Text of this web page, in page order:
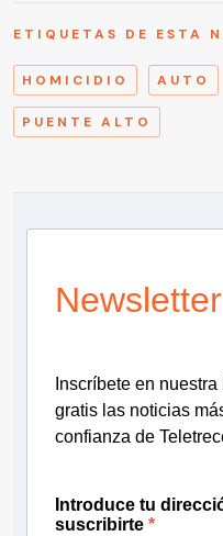
ETIQUETAS DE ESTA
HOMICIDIO AUTO
PUENTE ALTO
Inscríbete en
gratis las noticias
confianza de
Introduce tu
suscribirte